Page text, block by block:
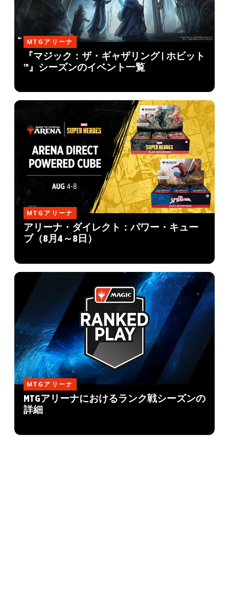
MTGアリーナ
『マジック：ザ・ギャザリング | ホビット
™』シーズンのイベント一覧
MTGアリーナ
アリーナ・ダイレクト：パワー・キュー
ブ（8月4～8日）
MTGアリーナ
MTGアリーナにおけるランク戦シーズンの
詳細